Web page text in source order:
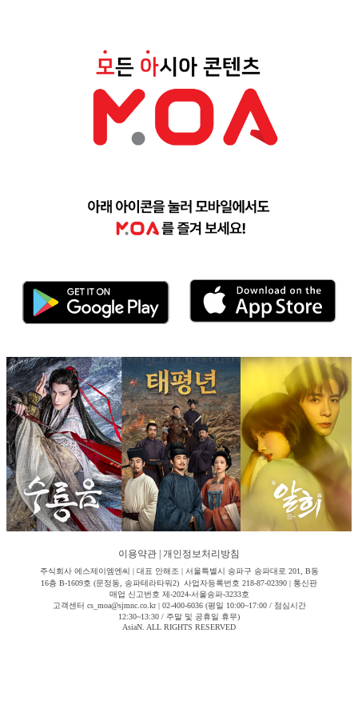
이용약관 개인정보처리방침
주식회사 에스제이엠엔씨 | 대표 안해조 | 서울특별시 송파구 송파대로 201, B동
16층 B-1609호 (문정동, 송파테라타워2) 사업자등록번호 218-87-02390 | 통신판
매업 신고번호 제-2024-서울송파-3233호
고객센터 cs_moa@sjmnc.co.kr | 02-400-6036 (평일 10:00~17:00 / 점심시간
12:30~13:30 / 주말 및 공휴일 휴무)
AsiaN. ALL RIGHTS RESERVED